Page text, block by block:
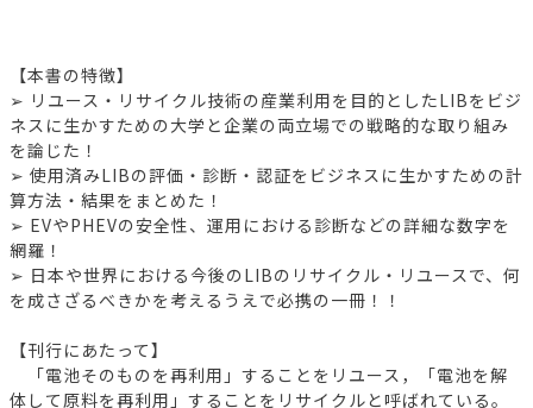
【本書の特徴】
➢ リユース・リサイクル技術の産業利用を目的としたLIBをビジ
ネスに生かすための大学と企業の両立場での戦略的な取り組み
を論じた！
➢ 使用済みLIBの評価・診断・認証をビジネスに生かすための計
算方法・結果をまとめた！
➢ EVやPHEVの安全性、運用における診断などの詳細な数字を
網羅！
➢ 日本や世界における今後のLIBのリサイクル・リユースで、何
を成さざるべきかを考えるうえで必携の一冊！！
【刊行にあたって】
「電池そのものを再利用」することをリユース，「電池を解
体して原料を再利用」することをリサイクルと呼ばれている。